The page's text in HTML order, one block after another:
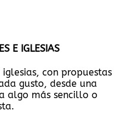
E IGLESIAS
con propuestas
gusto, desde una
algo más sencillo o